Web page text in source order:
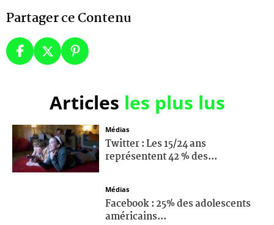
Partager ce Contenu
Articles les plus lus
Médias
Twitter : Les 15/24 ans
représentent 42 % des...
Médias
Facebook : 25% des adolescents
américains...